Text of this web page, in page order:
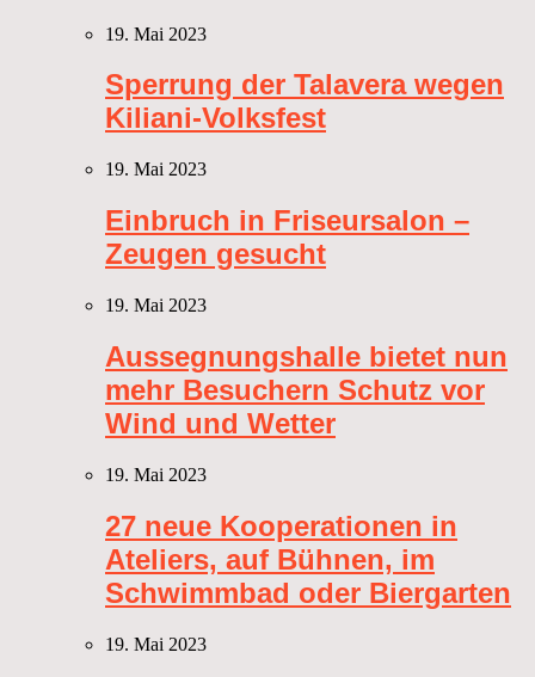
19. Mai 2023
Sperrung der Talavera wegen
Kiliani-Volksfest
19. Mai 2023
Einbruch in Friseursalon –
Zeugen gesucht
19. Mai 2023
Aussegnungshalle bietet nun
mehr Besuchern Schutz vor
Wind und Wetter
19. Mai 2023
27 neue Kooperationen in
Ateliers, auf Bühnen, im
Schwimmbad oder Biergarten
19. Mai 2023